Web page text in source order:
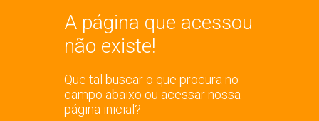
A página que acessou
não existe!
Que tal buscar o que procura no
campo abaixo ou acessar nossa
página inicial?